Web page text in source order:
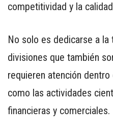
TÉRMINOS
DE
PRIVACIDAD
SITIO
competitividad y la
No solo es dedicarse a
divisiones que también
requieren atención
como las actividades
financieras y comerciales.